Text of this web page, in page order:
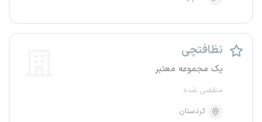
نظافتچی
یک مجموعه معتبر
منقضی شده
کردستان